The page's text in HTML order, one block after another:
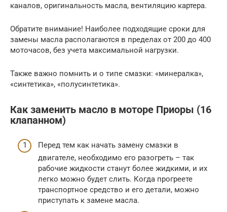
каналов, оригинальность масла, вентиляцию картера.
Обратите внимание! Наиболее подходящие сроки для
замены масла располагаются в пределах от 200 до 400
моточасов, без учета максимальной нагрузки.
Также важно помнить и о типе смазки: «минералка»,
«синтетика», «полусинтетика».
Как заменить масло в моторе Приоры (16
клапанном)
Перед тем как начать замену смазки в
двигателе, необходимо его разогреть – так
рабочие жидкости станут более жидкими, и их
легко можно будет слить. Когда прогреете
транспортное средство и его детали, можно
приступать к замене масла.